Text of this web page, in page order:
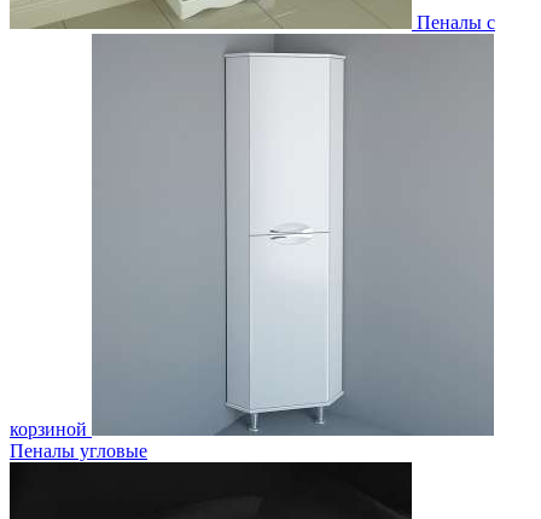
Пеналы с
корзиной
Пеналы угловые